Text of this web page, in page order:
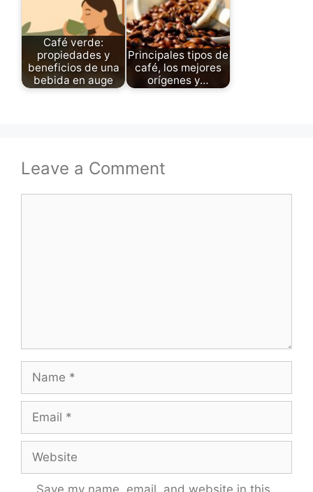
Café verde:
propiedades y
beneficios de una
bebida en auge
Principales tipos de
café, los mejores
orígenes y…
Leave a Comment
Name
Email
Website
Save my name, email, and website in this